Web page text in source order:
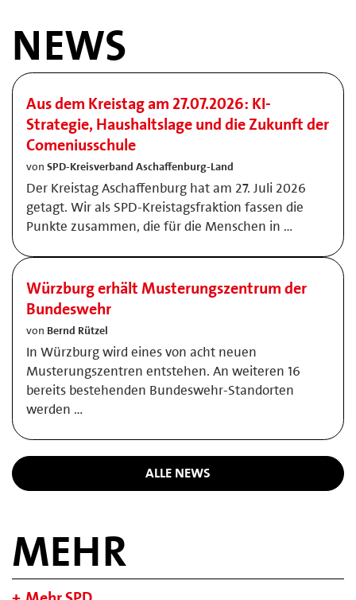
NEWS
Aus dem Kreistag am 27.07.2026: KI-
Strategie, Haushaltslage und die Zukunft der
Comeniusschule
von SPD-Kreisverband Aschaffenburg-Land
Der Kreistag Aschaffenburg hat am 27. Juli 2026
getagt. Wir als SPD-Kreistagsfraktion fassen die
Punkte zusammen, die für die Menschen in …
Würzburg erhält Musterungszentrum der
Bundeswehr
von Bernd Rützel
In Würzburg wird eines von acht neuen
Musterungszentren entstehen. An weiteren 16
bereits bestehenden Bundeswehr-Standorten
werden …
ALLE NEWS
MEHR